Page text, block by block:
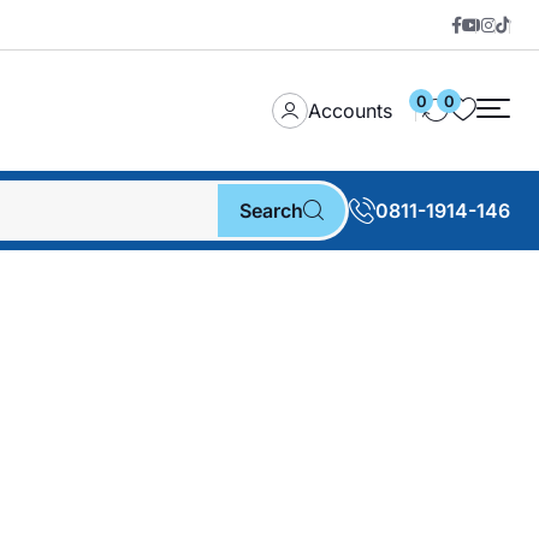
Accounts 0 0
Search 0811-1914-146